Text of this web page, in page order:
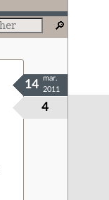
4
14
mar.
2011